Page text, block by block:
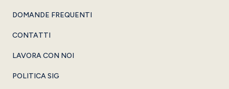
DOMANDE FREQUENTI
CONTATTI
LAVORA CON NOI
POLITICA SIG